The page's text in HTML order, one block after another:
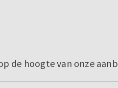
de hoogte van onze